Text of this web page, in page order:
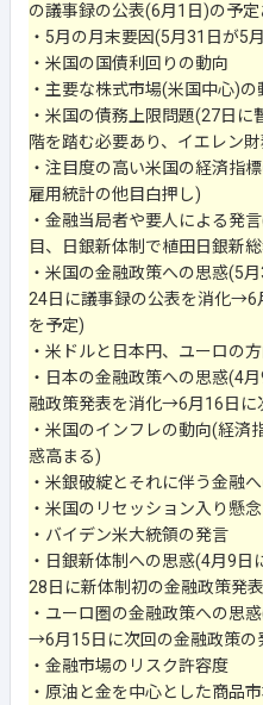
の議事録の公表(6月1日)の予定
・5月の月末要因(5月31日が5
・米国の国債利回りの動向
・主要な株式市場(米国中心)の
・米国の債務上限問題(27日
階を踏む必要あり、イエレン
・注目度の高い米国の経済指
雇用統計の他目白押し)
・金融当局者や要人による発
目、日銀新体制で植田日銀新
・米国の金融政策への思惑(5
24日に議事録の公表を消化→6
を予定)
・米ドルと日本円、ユーロの
・日本の金融政策への思惑(4
融政策発表を消化→6月16日に
・米国のインフレの動向(経済
惑高まる)
・米銀破綻とそれに伴う金融
・米国のリセッション入り懸念
・バイデン米大統領の発言
・日銀新体制への思惑(4月9日
28日に新体制初の金融政策発
・ユーロ圏の金融政策への思
→6月15日に次回の金融政策の
・金融市場のリスク許容度
・原油と金を中心とした商品